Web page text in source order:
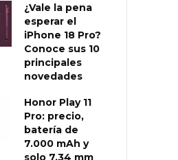
¿Vale la pena
esperar el
iPhone 18 Pro?
Conoce sus 10
principales
novedades
Honor Play 11
Pro: precio,
batería de
7.000 mAh y
solo 7,34 mm